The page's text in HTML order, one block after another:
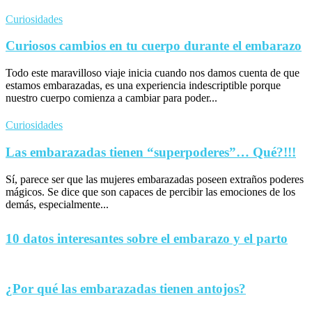
Curiosidades
Curiosos cambios en tu cuerpo durante el embarazo
Todo este maravilloso viaje inicia cuando nos damos cuenta de que
estamos embarazadas, es una experiencia indescriptible porque
nuestro cuerpo comienza a cambiar para poder...
Curiosidades
Las embarazadas tienen “superpoderes”… Qué?!!!
Sí, parece ser que las mujeres embarazadas poseen extraños poderes
mágicos. Se dice que son capaces de percibir las emociones de los
demás, especialmente...
10 datos interesantes sobre el embarazo y el parto
¿Por qué las embarazadas tienen antojos?